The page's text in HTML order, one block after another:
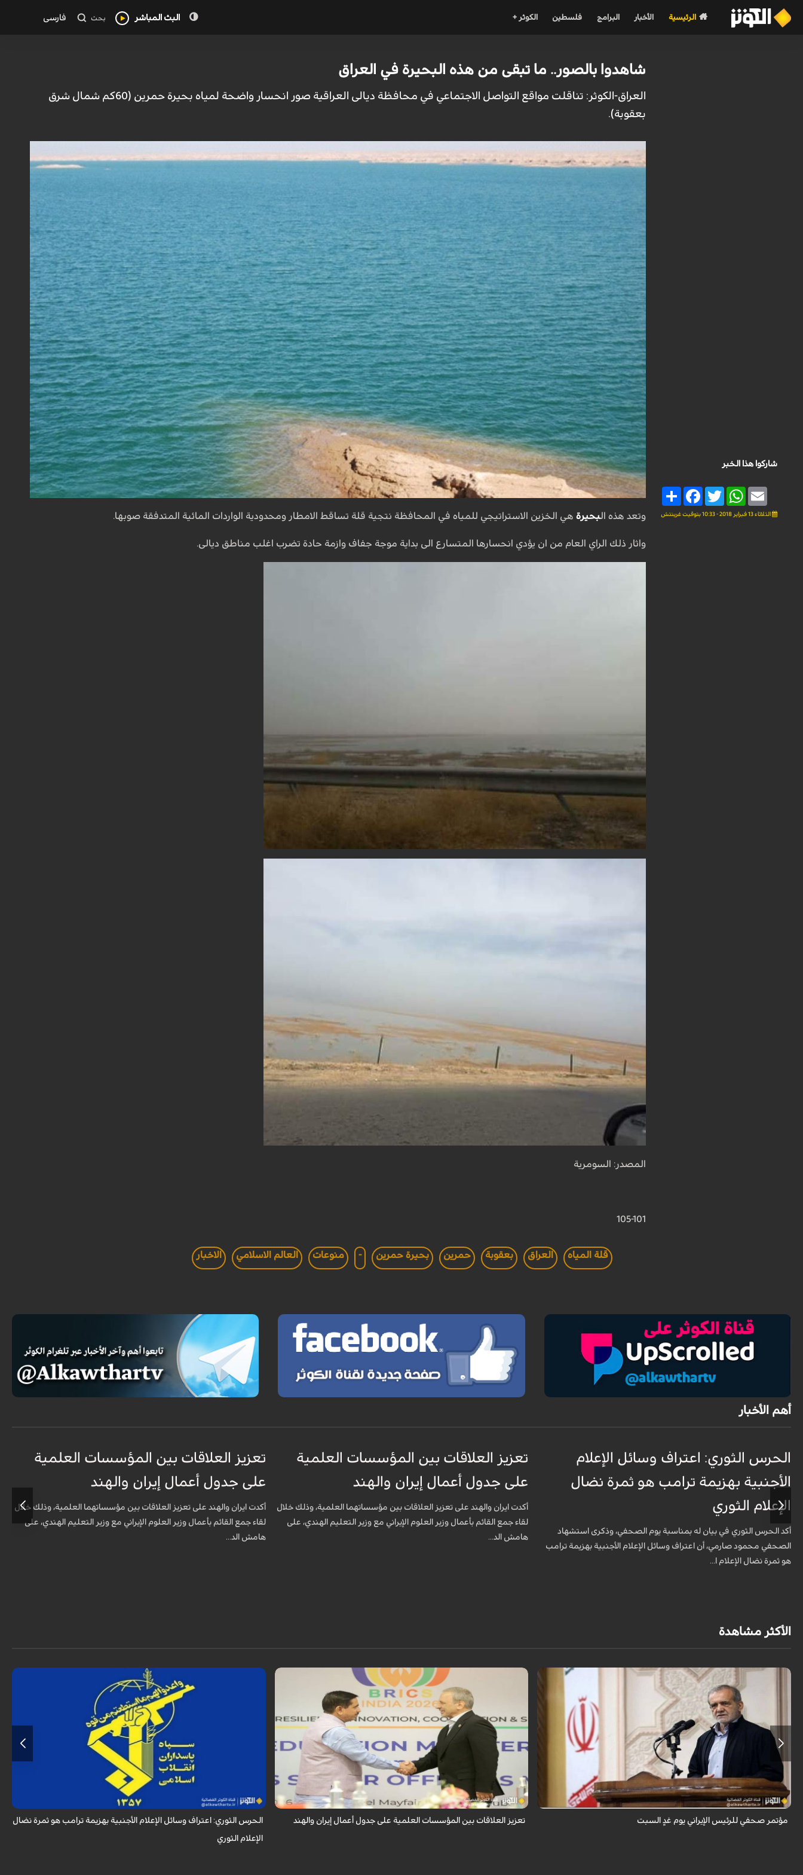
الرئيسية الأخبار البرامج فلسطين الكوثر + البث المباشر بحث فارسی
شاركوا هذا الخبر
Share
FacebookTwitter
WhatsAppEmail
الثلاثاء 13 فبراير 2018 - 10:33 بتوقيت غرينتش
شاهدوا بالصور.. ما تبقى من هذه البحيرة في العراق
العراق-الكوثر: تناقلت مواقع التواصل الاجتماعي في محافظة ديالى العراقية صور انحسار واضحة لمياه بحيرة حمرين (60كم شمال شرق
ب‍عقوبة).
وتعد هذه البحيرةهي الخزين الاستراتيجي للمياه في المحافظة نتجية قلة تساقط الامطار ومحدودية الواردات المائية المتدفقة صوبها.
واثار ذلك الراي العام من ان يؤدي انحسارها المتسارع الى بداية موجة جفاف وازمة حادة تضرب اغلب مناطق ديالى.
المصدر: السومرية
105-101
قلة المياه العراق بعقوبة حمرين بحيرة حمرين - منوعات العالم الاسلامي الاخبار
أهم الأخبار
الحرس الثوري: اعتراف وسائل الإعلام
الأجنبية بهزيمة ترامب هو ثمرة نضال
الإعلام الثوري
أكد الحرس الثوري في بيان له بمناسبة يوم الصحفي، وذكرى استشهاد
الصحفي محمود صارمي، أن اعتراف وسائل الإعلام الأجنبية بهزيمة ترامب
هو ثمرة نضال الإعلام ا...
تعزيز العلاقات بين المؤسسات العلمية
على جدول أعمال إيران والهند
أكدت ايران والهند على تعزيز العلاقات بين مؤسساتهما العلمية، وذلك خلال
لقاء جمع القائم بأعمال وزير العلوم الإيراني مع وزير التعليم الهندي، على
هامش الد...
تعزيز العلاقات بين المؤسسات العلمية
على جدول أعمال إيران والهند
أكدت ايران والهند على تعزيز العلاقات بين مؤسساتهما العلمية، وذلك خلال
لقاء جمع القائم بأعمال وزير العلوم الإيراني مع وزير التعليم الهندي، على
هامش الد...
الأكثر مشاهدة
يُعقد يوم غدٍ المؤتمر الصحفي لرئيس الجمهورية بالتزامن مع "يوم الصحفي" في
إيران.
مؤتمر صحفي للرئيس الإيراني يوم غدٍ السبت
أكدت ايران والهند على تعزيز العلاقات بين مؤسساتهما العلمية، وذلك خلال لقاء
جمع القائم بأعمال وزير العلوم الإيراني مع وزير التعليم الهندي، على هامش الد...
تعزيز العلاقات بين المؤسسات العلمية على جدول أعمال إيران والهند
أكد الحرس الثوري في بيان له بمناسبة يوم الصحفي، وذكرى استشهاد الصحفي
محمود صارمي، أن اعتراف وسائل الإعلام الأجنبية بهزيمة ترامب هو ثمرة نضال
الحرس الثوري: اعتراف وسائل الإعلام الأجنبية بهزيمة ترامب هو ثمرة نضال
الإعلام الثوري